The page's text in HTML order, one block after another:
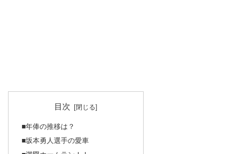
目次
■年俸の推移は？
■坂本勇人選手の愛車